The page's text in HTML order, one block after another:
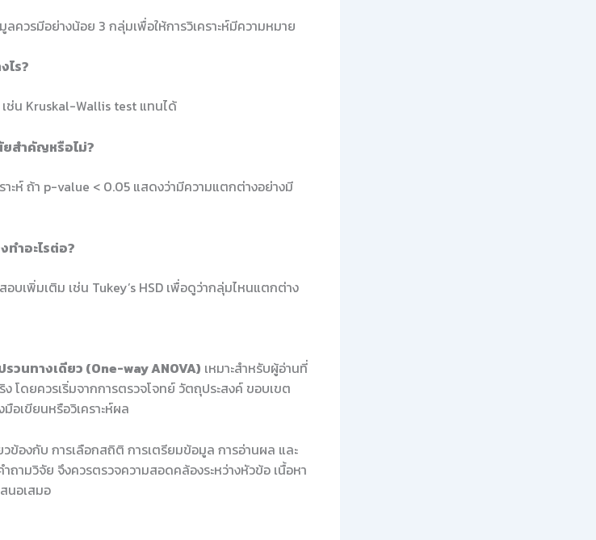
วรมีอย่างน้อย 3 กลุ่มเพื่อให้การวิเคราะห์มีความหมาย
ไร?
ช่น Kruskal-Wallis test แทนได้
ยสำคัญหรือไม่?
ะห์ ถ้า p-value < 0.05 แสดงว่ามีความแตกต่างอย่างมี
ทำอะไรต่อ?
บเพิ่มเติม เช่น Tukey’s HSD เพื่อดูว่ากลุ่มไหนแตกต่าง
รวนทางเดียว (One-way ANOVA) เหมาะสำหรับผู้อ่านที่
ง โดยควรเริ่มจากการตรวจโจทย์ วัตถุประสงค์ ขอบเขต
เขียนหรือวิเคราะห์ผล
ข้องกับ การเลือกสถิติ การเตรียมข้อมูล การอ่านผล และ
ถามวิจัย จึงควรตรวจความสอดคล้องระหว่างหัวข้อ เนื้อหา
นอเสมอ